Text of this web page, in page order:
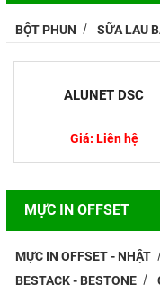
BỘT PHUN SỮA LAU
ALUNET DSC
Giá: Liên hệ
MỰC IN OFFSET
MỰC IN OFFSET - NHẬT
BESTACK - BESTONE